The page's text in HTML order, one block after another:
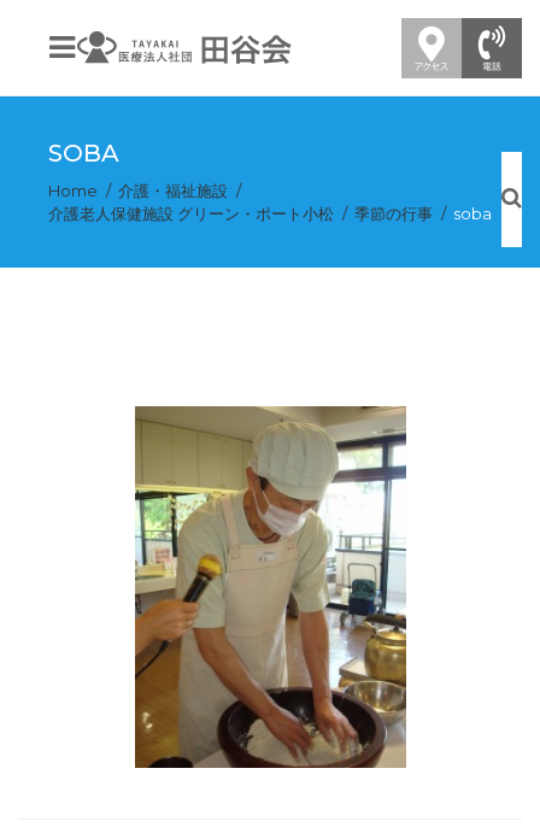
SOBA
Home
介護・福祉施設
介護老人保健施設 グリーン・ポート小松
季節の行事 soba